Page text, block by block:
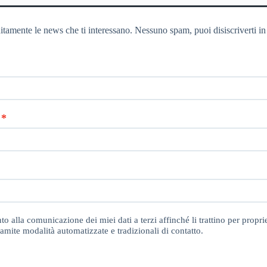
le news che ti interessano. Nessuno spam, puoi disiscriverti
alla comunicazione dei miei dati a terzi affinché li trattino per
modalità automatizzate e tradizionali di contatto.